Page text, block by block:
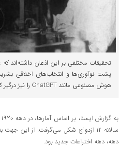
تحقیقات مختلفی بر این اذعان
پشت نوآوری‌ها و انتخاب‌های اخلاقی
هوش مصنوعی مانند ChatGPT را نیز درگیر کرده است.
دهه، دهه اختراعات جدید بود.